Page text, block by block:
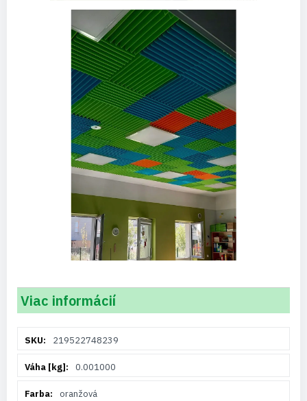
Viac informácií
informácií219522748239
0.001000
oranžová